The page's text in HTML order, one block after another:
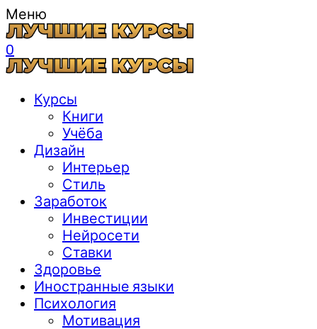
Меню
0
Курсы
Книги
Учёба
Дизайн
Интерьер
Стиль
Заработок
Инвестиции
Нейросети
Ставки
Здоровье
Иностранные языки
Психология
Мотивация